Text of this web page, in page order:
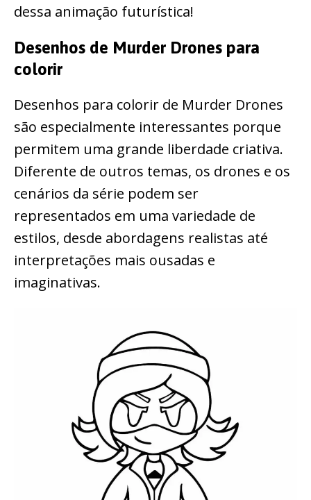
dessa animação futurística!
Desenhos de Murder Drones para
colorir
Desenhos para colorir de Murder Drones
são especialmente interessantes porque
permitem uma grande liberdade criativa.
Diferente de outros temas, os drones e os
cenários da série podem ser
representados em uma variedade de
estilos, desde abordagens realistas até
interpretações mais ousadas e
imaginativas.